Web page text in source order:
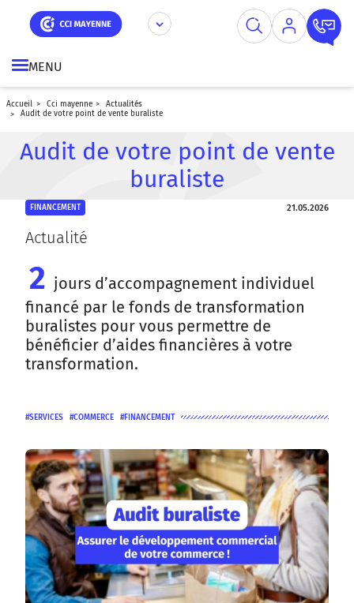
contenu
MENU
accueil cci mayenne
actualités
audit de votre point de vente buraliste
Audit de votre point de vente
buraliste
FINANCEMENT 21.05.2026
Actualité
2 jours d’accompagnement individuel
financé par le fonds de transformation
buralistes pour vous permettre de
bénéficier d’aides financières à votre
transformation.
SERVICES COMMERCE FINANCEMENT
Panneau de gestion des cookies